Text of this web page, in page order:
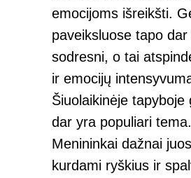
emocijoms išreikšti.
paveiksluose tapo
sodresni, o tai
ir emocijų
Šiuolaikinėje tapyboje
dar yra populiari tema.
Menininkai dažnai
kurdami ryškius ir